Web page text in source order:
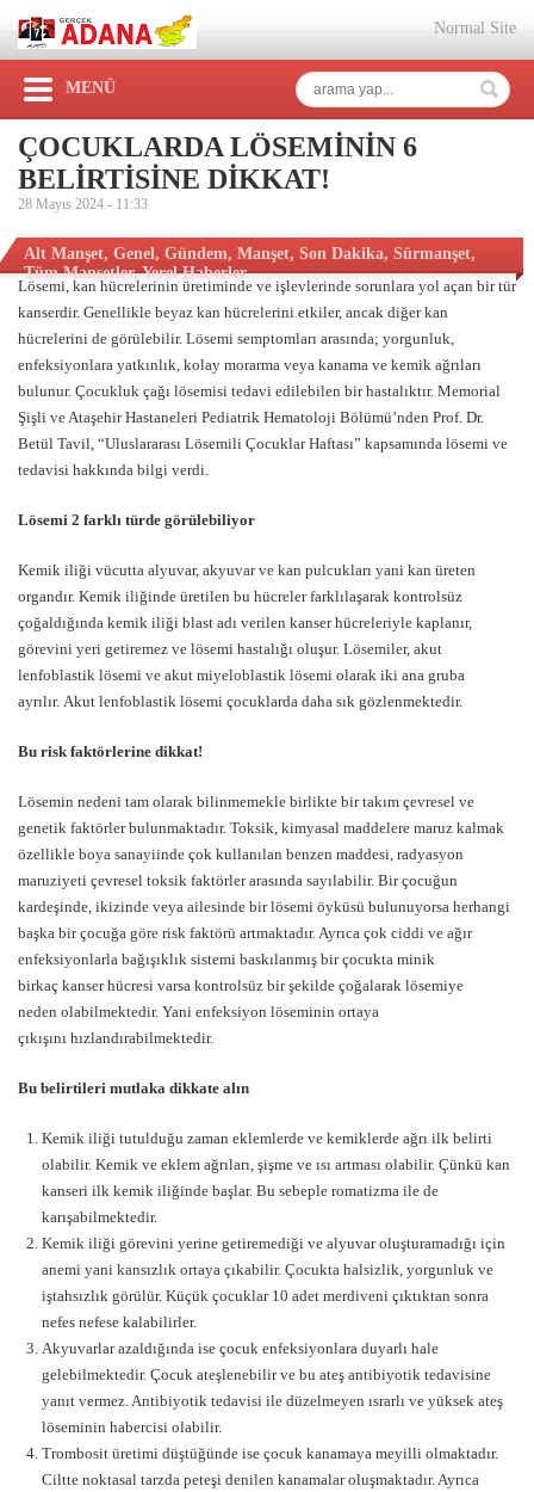
Normal Site
MENÜ
ÇOCUKLARDA LÖSEMİNİN 6
BELİRTİSİNE DİKKAT!
28 Mayıs 2024 - 11:33
Alt Manşet, Genel, Gündem, Manşet, Son Dakika, Sürmanşet,
Tüm Manşetler,Yerel Haberler
Lösemi, kan hücrelerinin üretiminde ve işlevlerinde sorunlara yol açan bir tür
kanserdir. Genellikle beyaz kan hücrelerini etkiler, ancak diğer kan
hücrelerini de görülebilir. Lösemi semptomları arasında; yorgunluk,
enfeksiyonlara yatkınlık, kolay morarma veya kanama ve kemik ağrıları
bulunur. Çocukluk çağı lösemisi tedavi edilebilen bir hastalıktır. Memorial
Şişli ve Ataşehir Hastaneleri Pediatrik Hematoloji Bölümü’nden Prof. Dr.
Betül Tavil, “Uluslararası Lösemili Çocuklar Haftası” kapsamında lösemi ve
tedavisi hakkında bilgi verdi.
Lösemi 2 farklı türde görülebiliyor
Kemik iliği vücutta alyuvar, akyuvar ve kan pulcukları yani kan üreten
organdır. Kemik iliğinde üretilen bu hücreler farklılaşarak kontrolsüz
çoğaldığında kemik iliği blast adı verilen kanser hücreleriyle kaplanır,
görevini yeri getiremez ve lösemi hastalığı oluşur. Lösemiler, akut
lenfoblastik lösemi ve akut miyeloblastik lösemi olarak iki ana gruba
ayrılır. Akut lenfoblastik lösemi çocuklarda daha sık gözlenmektedir.
Bu risk faktörlerine dikkat!
Lösemin nedeni tam olarak bilinmemekle birlikte bir takım çevresel ve
genetik faktörler bulunmaktadır. Toksik, kimyasal maddelere maruz kalmak
özellikle boya sanayiinde çok kullanılan benzen maddesi, radyasyon
maruziyeti çevresel toksik faktörler arasında sayılabilir. Bir çocuğun
kardeşinde, ikizinde veya ailesinde bir lösemi öyküsü bulunuyorsa herhangi
başka bir çocuğa göre risk faktörü artmaktadır. Ayrıca çok ciddi ve ağır
enfeksiyonlarla bağışıklık sistemi baskılanmış bir çocukta minik
birkaç kanser hücresi varsa kontrolsüz bir şekilde çoğalarak lösemiye
neden olabilmektedir. Yani enfeksiyon löseminin ortaya
çıkışını hızlandırabilmektedir.
Bu belirtileri mutlaka dikkate alın
Kemik iliği tutulduğu zaman eklemlerde ve kemiklerde ağrı ilk belirti
olabilir. Kemik ve eklem ağrıları, şişme ve ısı artması olabilir. Çünkü kan
kanseri ilk kemik iliğinde başlar. Bu sebeple romatizma ile de
karışabilmektedir.
Kemik iliği görevini yerine getiremediği ve alyuvar oluşturamadığı için
anemi yani kansızlık ortaya çıkabilir. Çocukta halsizlik, yorgunluk ve
iştahsızlık görülür. Küçük çocuklar 10 adet merdiveni çıktıktan sonra
nefes nefese kalabilirler.
Akyuvarlar azaldığında ise çocuk enfeksiyonlara duyarlı hale
gelebilmektedir. Çocuk ateşlenebilir ve bu ateş antibiyotik tedavisine
yanıt vermez. Antibiyotik tedavisi ile düzelmeyen ısrarlı ve yüksek ateş
löseminin habercisi olabilir.
Trombosit üretimi düştüğünde ise çocuk kanamaya meyilli olmaktadır.
Ciltte noktasal tarzda peteşi denilen kanamalar oluşmaktadır. Ayrıca